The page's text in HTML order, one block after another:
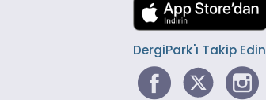
DergiPark'ı Takip Edin